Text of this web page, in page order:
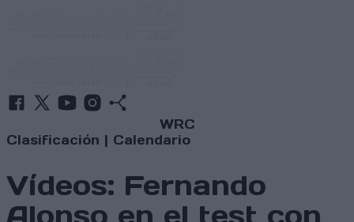
WRC
Clasificación | Calendario
Vídeos: Fernando